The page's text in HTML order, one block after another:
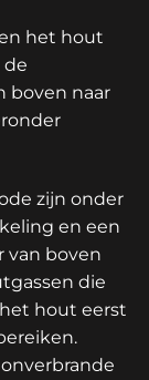
het hout
de
boven naar
zijn onder
en een
van boven
die
hout eerst